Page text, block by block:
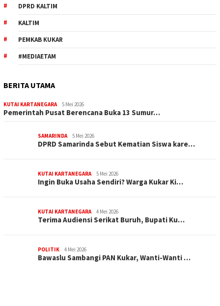
DPRD KALTIM
KALTIM
PEMKAB KUKAR
#MEDIAETAM
BERITA UTAMA
KUTAI KARTANEGARA 5 Mei 2026
Pemerintah Pusat Berencana Buka 13 Sumur…
SAMARINDA 5 Mei 2026
DPRD Samarinda Sebut Kematian Siswa kare…
KUTAI KARTANEGARA 5 Mei 2026
Ingin Buka Usaha Sendiri? Warga Kukar Ki…
KUTAI KARTANEGARA 4 Mei 2026
Terima Audiensi Serikat Buruh, Bupati Ku…
POLITIK 4 Mei 2026
Bawaslu Sambangi PAN Kukar, Wanti-Wanti …